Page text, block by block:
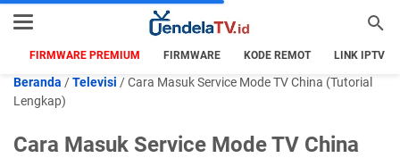
FIRMWARE PREMIUM FIRMWARE KODE REMOT LINK IPTV
Beranda /Televisi /Cara Masuk Service Mode TV China (Tutorial
Lengkap)
Cara Masuk Service Mode TV China